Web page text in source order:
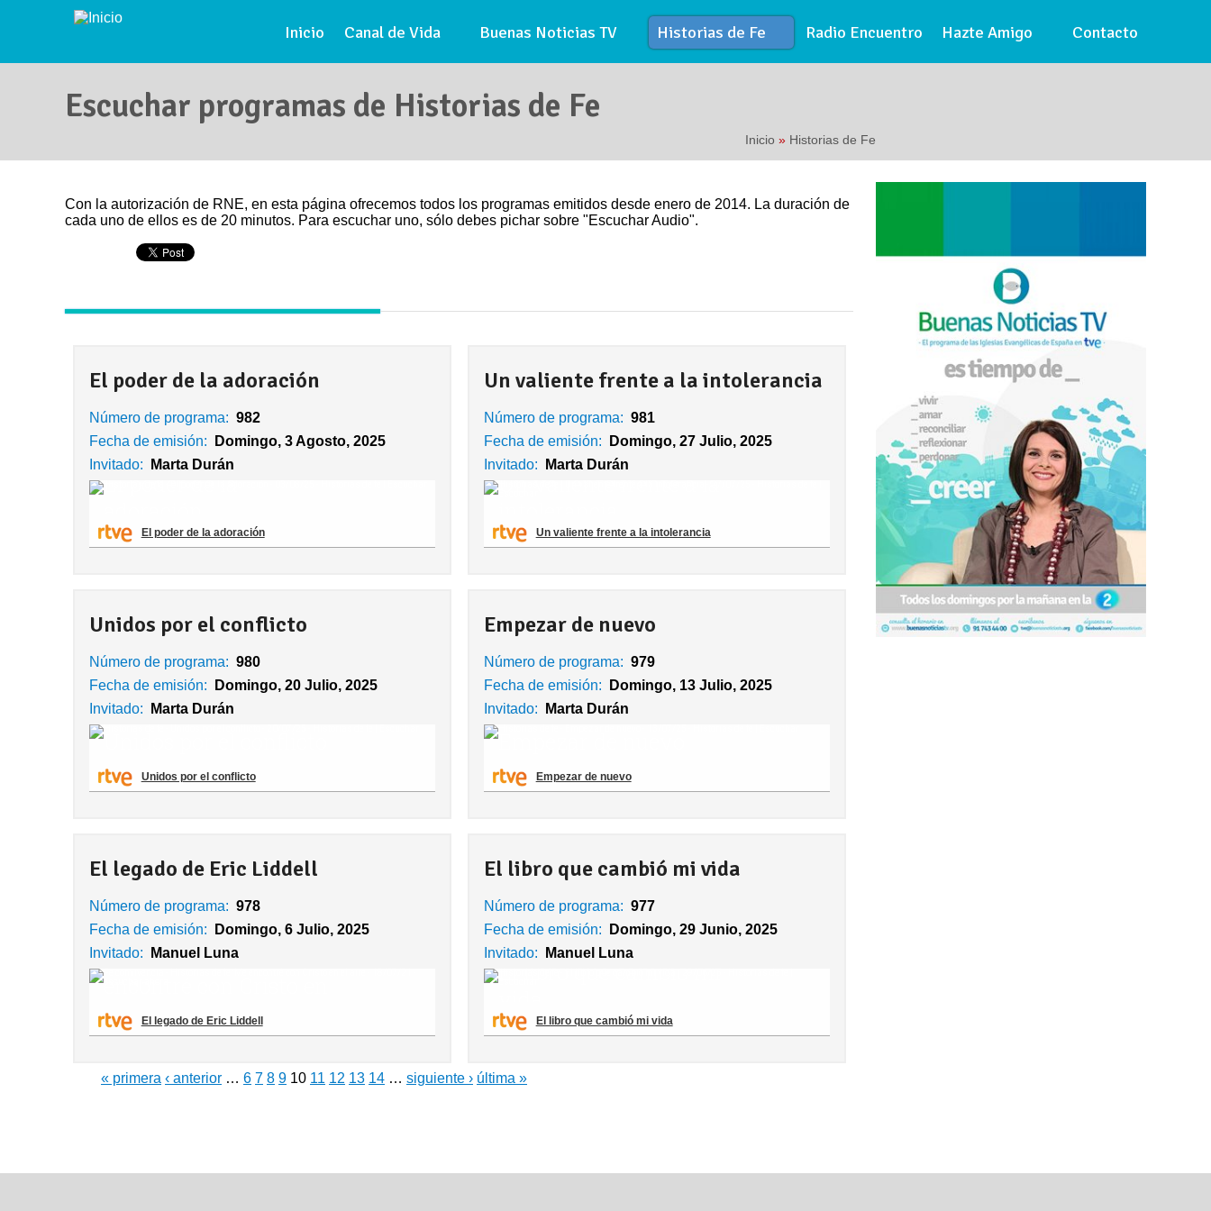
Pasar al contenido principal
Inicio Canal de Vida Buenas Noticias TV Historias de Fe Radio Encuentro Hazte Amigo Contacto
Escuchar programas de Historias de Fe
Se encuentra usted aquí
Inicio » Historias de Fe
Con la autorización de RNE, en esta página ofrecemos todos los programas emitidos desde enero de 2014. La duración de
cada uno de ellos es de 20 minutos. Para escuchar uno, sólo debes pichar sobre "Escuchar Audio".
El poder de la adoración
Número de programa: 982
Fecha de emisión:
Domingo, 3 Agosto, 2025
Invitado:
Marta Durán
El poder de la adoración
Un valiente frente a la intolerancia
Número de programa: 981
Fecha de emisión:
Domingo, 27 Julio, 2025
Invitado:
Marta Durán
Un valiente frente a la intolerancia
Unidos por el conflicto
Número de programa: 980
Fecha de emisión:
Domingo, 20 Julio, 2025
Invitado:
Marta Durán
Unidos por el conflicto
Empezar de nuevo
Número de programa: 979
Fecha de emisión:
Domingo, 13 Julio, 2025
Invitado:
Marta Durán
Empezar de nuevo
El legado de Eric Liddell
Número de programa: 978
Fecha de emisión:
Domingo, 6 Julio, 2025
Invitado:
Manuel Luna
El legado de Eric Liddell
El libro que cambió mi vida
Número de programa: 977
Fecha de emisión:
Domingo, 29 Junio, 2025
Invitado:
Manuel Luna
El libro que cambió mi vida
Páginas
« primera ‹ anterior … 6 7 8 9 10 11 12 13 14 … siguiente › última »